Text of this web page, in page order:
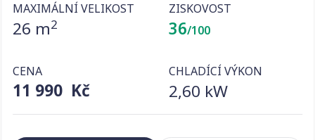
MAXIMÁLNÍ VELIKOST
26 m2
ZISKOVOST
36/100
CENA
11 990 Kč
CHLADÍCÍ VÝKON
2,60 kW